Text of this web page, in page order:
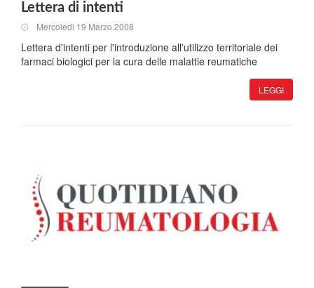
Lettera di intenti
Mercoledi 19 Marzo 2008
Lettera d'intenti per l'introduzione all'utilizzo territoriale dei
farmaci biologici per la cura delle malattie reumatiche
LEGGI